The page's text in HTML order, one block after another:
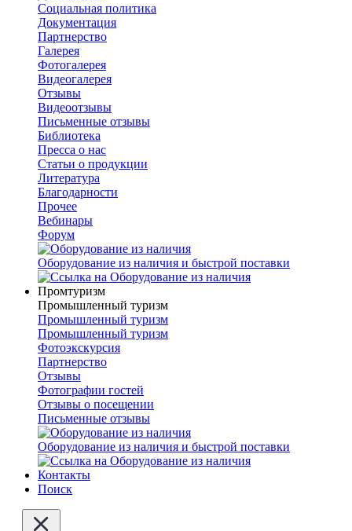
Социальная политика
Документация
Партнерство
Галерея
Фотогалерея
Видеогалерея
Отзывы
Видеоотзывы
Письменные отзывы
Библиотека
Пресса о нас
Статьи о продукции
Литература
Благодарности
Прочее
Вебинары
Форум
Оборудование из наличия и быстрой поставки
Промтуризм
Промышленный туризм
Промышленный туризм
Промышленный туризм
Фотоэкскурсия
Партнерство
Отзывы
Фотографии гостей
Отзывы о посещении
Письменные отзывы
Оборудование из наличия и быстрой поставки
Контакты
Поиск